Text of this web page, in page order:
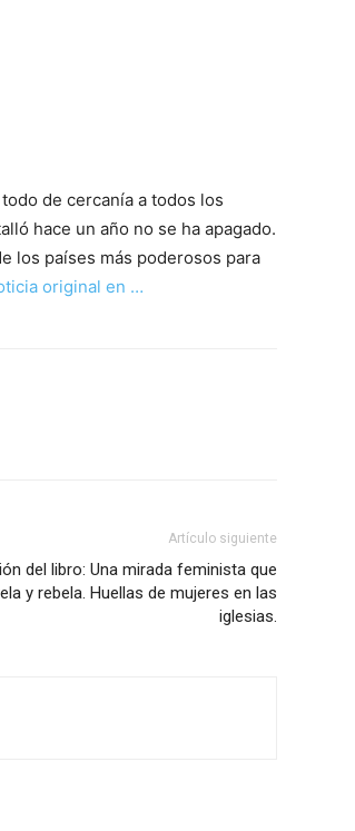
de cercanía a todos los
hace un año no se ha apagado.
los países más poderosos para
original en …
Artículo siguiente
del libro: Una mirada feminista que
y rebela. Huellas de mujeres en las
iglesias.